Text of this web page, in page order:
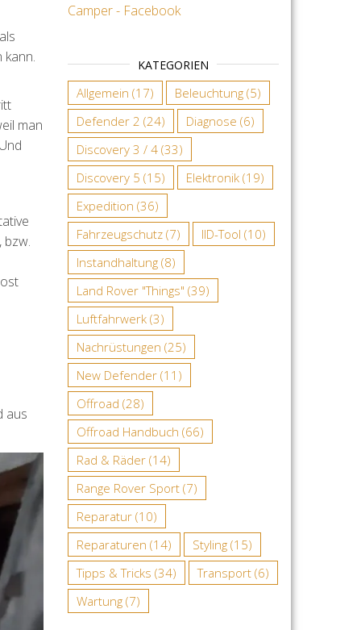
man
bzw.
aus
Camper - Facebook
KATEGORIEN
Allgemein (17) Beleuchtung(5)
Defender 2 (24) Diagnose (6)
Discovery 3 / 4(33)
Discovery 5 (15) Elektronik(19)
Expedition (36)
Fahrzeugschutz(7) IID-Tool (10)
Instandhaltung(8)
Land Rover "Things" (39)
Luftfahrwerk(3)
Nachrüstungen (25)
New Defender(11)
Offroad (28)
Offroad Handbuch (66)
Rad & Räder(14)
Range Rover Sport(7)
Reparatur(10)
Reparaturen (14) Styling(15)
Tipps & Tricks (34) Transport(6)
Wartung(7)